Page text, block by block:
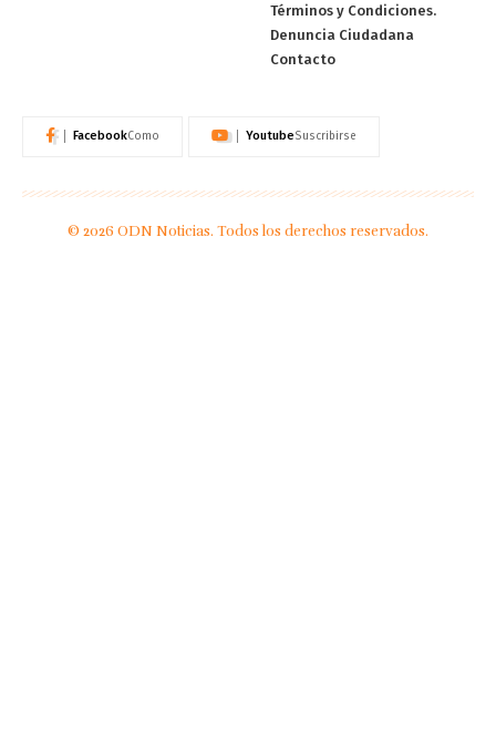
Términos y Condiciones.
Denuncia Ciudadana
Contacto
FacebookComo YoutubeSuscribirse
© 2026 ODN Noticias. Todos los derechos reservados.